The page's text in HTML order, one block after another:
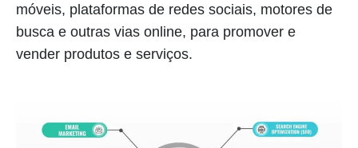
móveis, plataformas de redes sociais, motores de
busca e outras vias online, para promover e
vender produtos e serviços.